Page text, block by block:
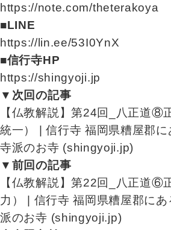
https://note.com/theterakoya
■LINE
https://lin.ee/53I0YnX
■信行寺HP
https://shingyoji.jp
▼次回の記事
【仏教解説】第24回_八正道⑧
統一） | 信行寺 福岡県糟屋郡
寺派のお寺 (shingyoji.jp)
▼前回の記事
【仏教解説】第22回_八正道⑥
力） | 信行寺 福岡県糟屋郡に
派のお寺 (shingyoji.jp)